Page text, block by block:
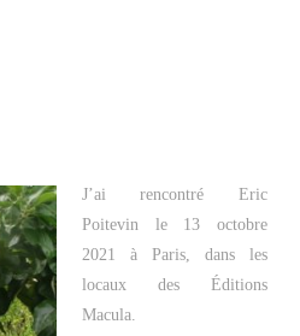
J’ai rencontré Eric
Poitevin le 13 octobre
2021 à Paris, dans les
locaux des Éditions
Macula.